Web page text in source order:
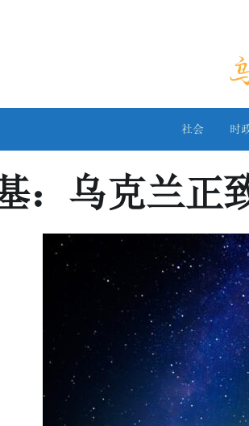
乌
社会 时
：乌克兰正